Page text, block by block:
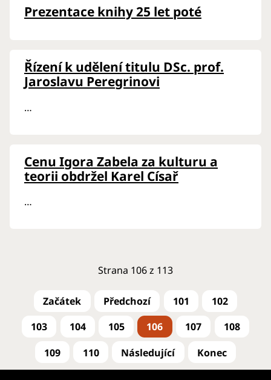
Prezentace knihy 25 let poté
Řízení k udělení titulu DSc. prof.
Jaroslavu Peregrinovi
…
Cenu Igora Zabela za kulturu a
teorii obdržel Karel Císař
…
Strana 106 z 113
101
102
103
104 105 106 107
108
109
110